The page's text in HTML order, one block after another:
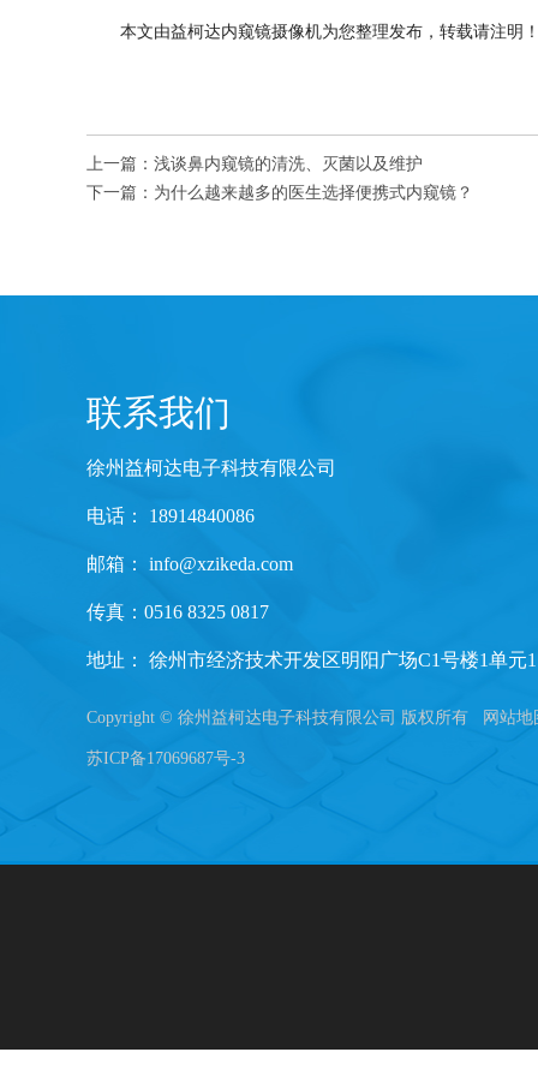
本文由益柯达内窥镜摄像机为您整理发布，转载请注明
上一篇： 浅谈鼻内窥镜的清洗、灭菌以及维护
下一篇： 为什么越来越多的医生选择便携式内窥镜？
联系我们
徐州益柯达电子科技有限公司
电话： 18914840086
邮箱： info@xzikeda.com
传真：0516 8325 0817
地址： 徐州市经济技术开发区明阳广场C1号楼1单元
Copyright © 徐州益柯达电子科技有限公司 版权所有 网站地
苏ICP备17069687号-3